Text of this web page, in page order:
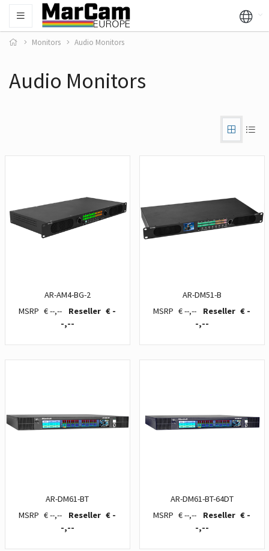
Monitors Audio Monitors
Audio Monitors
AR-AM4-BG-2
€ --,--
€ -
-,--
AR-DM51-B
€ --,--
€ -
-,--
AR-DM61-BT
€ --,--
€ -
-,--
AR-DM61-BT-64DT
€ --,--
€ -
-,--